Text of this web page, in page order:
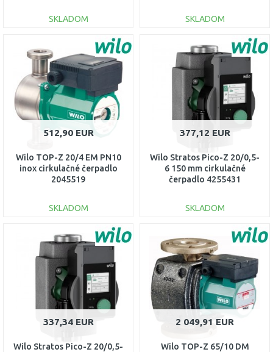
SKLADOM
DO KOŠÍKA
Porovnať
SKLADOM
DO KOŠÍKA
Porovnať
512,90 EUR
Wilo TOP-Z 20/4 EM PN10
inox cirkulačné čerpadlo
2045519
SKLADOM
DO KOŠÍKA
Porovnať
377,12 EUR
Wilo Stratos Pico-Z 20/0,5-
6 150 mm cirkulačné
čerpadlo 4255431
SKLADOM
DO KOŠÍKA
Porovnať
337,34 EUR
Wilo Stratos Pico-Z 20/0,5-
2 049,91 EUR
Wilo TOP-Z 65/10 DM